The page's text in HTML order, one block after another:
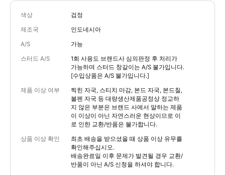
색상 검정
제조국 인도네시아
A/S 가능
스터드 A/S
1회 사용도 브랜드사 심의판정 후 처리가
가능하며 스터드 창갈이는 A/S 불가입니다.
[수입상품은 A/S 불가입니다.]
제품 이상 여부
찍힌 자국, 스티치 마감, 본드 자국, 본드칠,
볼펜 자국 등 대량생산제품공정상 정교하
지 않은 부분은 브랜드 사에서 말하는 제품
이 이상이 아닌 자연스러운 현상이므로 이
로 인한 교환/반품은 불가합니다.
상품 이상 확인
최초 배송을 받으셨을 때 상품 이상 유무를
확인해주십시오.
배송완료일 이후 문제가 발견될 경우 교환/
반품이 아닌 A/S 신청을 하셔야 합니다.